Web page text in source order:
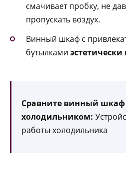
смачивает пробку, не
пропускать воздух.
Винный шкаф с
бутылками эстетически
Сравните винный
холодильником:
работы холодильника